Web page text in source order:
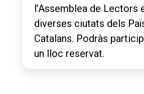
l’Assemblea de Lectors
diverses ciutats dels
Catalans. Podràs
un lloc reservat.